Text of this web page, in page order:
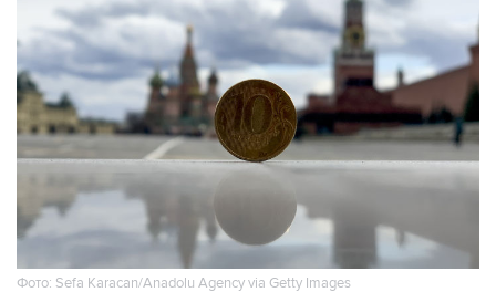
Фото: Sefa Karacan/Anadolu Agency via Getty Images